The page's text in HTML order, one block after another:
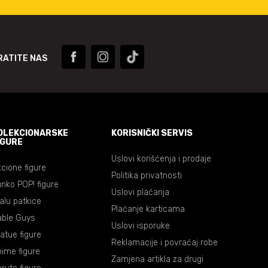
NAS
figure
POP! figure
patkice
Guys
figure
figure
KORISNIČKI SERVIS
Uslovi korišćenja i prodaje
Politika privatnosti
Uslovi plaćanja
Plaćanje karticama
Uslovi isporuke
Reklamacije i povraćaj robe
Zamjena artikla za drugi